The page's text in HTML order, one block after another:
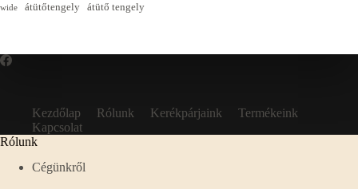
wide
átütőtengely átütő tengely
Kezdőlap Rólunk Kerékpárjaink
Termékeink
Kapcsolat
Rólunk
Cégünkről